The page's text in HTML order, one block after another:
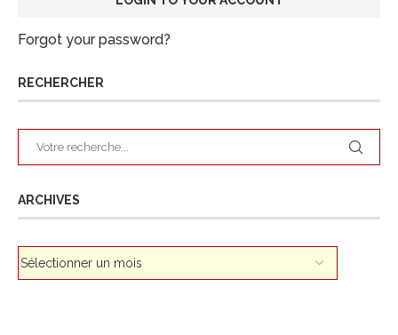
Forgot your password?
RECHERCHER
ARCHIVES